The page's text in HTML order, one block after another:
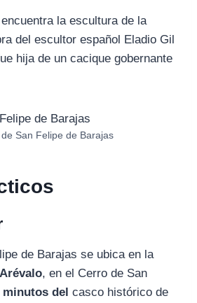
la escultura de la
del escultor español Eladio Gil
hija de un cacique gobernante
San Felipe de Barajas
de Barajas se ubica en la
, en el Cerro de San
minutos del casco histórico de